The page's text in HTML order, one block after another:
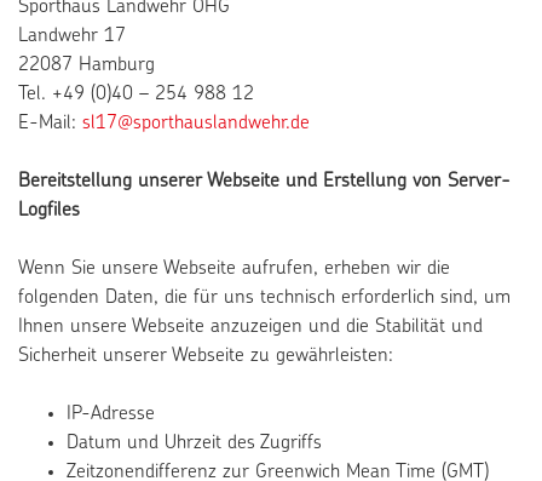
Sporthaus Landwehr OHG
Landwehr 17
22087 Hamburg
Tel. +49 (0)40 – 254 988 12
E-Mail: sl17@sporthauslandwehr.de
Bereitstellung unserer Webseite und Erstellung von Server-
Logfiles
Wenn Sie unsere Webseite aufrufen, erheben wir die
folgenden Daten, die für uns technisch erforderlich sind, um
Ihnen unsere Webseite anzuzeigen und die Stabilität und
Sicherheit unserer Webseite zu gewährleisten:
IP-Adresse
Datum und Uhrzeit des Zugriffs
Zeitzonendifferenz zur Greenwich Mean Time (GMT)